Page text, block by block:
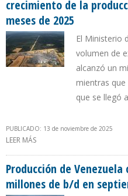
crecimiento de la
meses de 2025
El Ministerio
volumen de
alcanzó un
mientras
que se llegó
PUBLICADO: 13 de noviembre de 2025
LEER MÁS
2025
Producción de
millones de b/d en